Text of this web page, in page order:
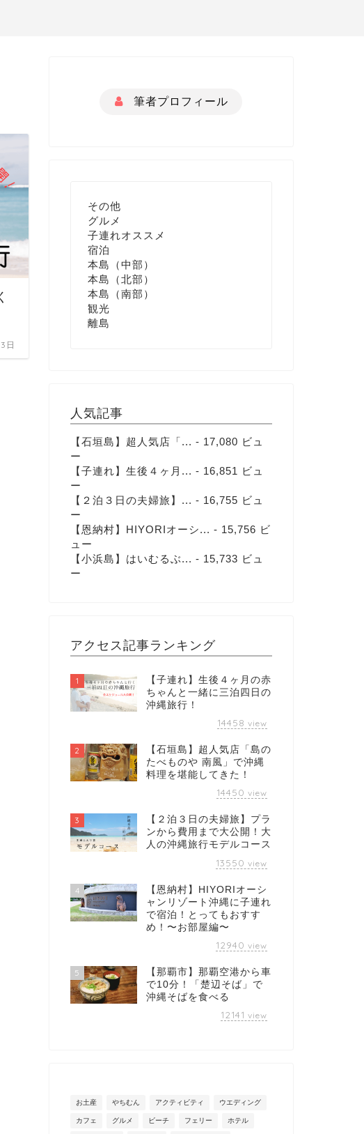
日
筆者プロフィール
その他
グルメ
子連れオススメ
宿泊
本島（中部）
本島（北部）
本島（南部）
観光
離島
人気記事
【石垣島】超人気店「... - 17,080 ビュ
ー
【子連れ】生後４ヶ月... - 16,851 ビュ
ー
【２泊３日の夫婦旅】... - 16,755 ビュ
ー
【恩納村】HIYORIオーシ... - 15,756 ビ
ュー
【小浜島】はいむるぶ... - 15,733 ビュ
ー
アクセス記事ランキング
1
【子連れ】生後４ヶ月の赤
ちゃんと一緒に三泊四日の
沖縄旅行！
14458 view
2
【石垣島】超人気店「島の
たべものや 南風」で沖縄
料理を堪能してきた！
14450 view
3
【２泊３日の夫婦旅】プラ
ンから費用まで大公開！大
人の沖縄旅行モデルコース
13550 view
4
【恩納村】HIYORIオーシ
ャンリゾート沖縄に子連れ
で宿泊！とってもおすす
め！〜お部屋編〜
12940 view
5
【那覇市】那覇空港から車
で10分！「楚辺そば」で
沖縄そばを食べる
12141 view
お土産 やちむん アクティビティ ウエディング
カフェ グルメ ビーチ フェリー ホテル